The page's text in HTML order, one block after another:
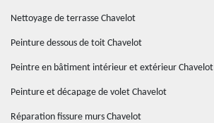
Nettoyage de terrasse Chavelot
Peinture dessous de toit Chavelot
Peintre en bâtiment intérieur et extérieur Chavelot
Peinture et décapage de volet Chavelot
Réparation fissure murs Chavelot